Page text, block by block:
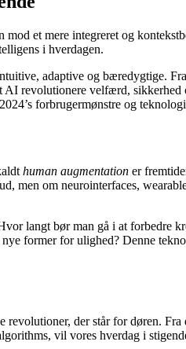
et mere integreret og
i hverdagen.
adaptive og bæredygtige.
AI revolutionere velfærd, sikkerhed
forbrugermønstre og
human augmentation er
men om neurointerfaces,
langt bør man gå i at forbedre
former for ulighed? Denne
revolutioner, der står for døren.
vil vores hverdag i